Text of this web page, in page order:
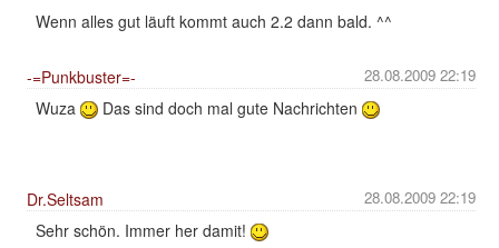
Wenn alles gut läuft kommt auch 2.2 dann bald. ^^
28.08.2009 22:19
-=Punkbuster=-
Wuza
Das sind doch mal gute Nachrichten
28.08.2009 22:19
Dr.Seltsam
Sehr schön. Immer her damit!